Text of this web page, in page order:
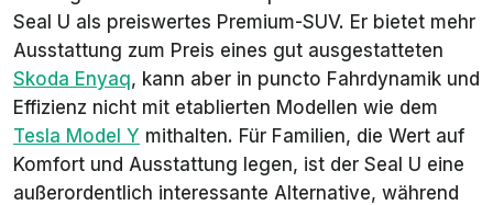
Seal U als preiswertes Premium-SUV. Er bietet mehr
Ausstattung zum Preis eines gut ausgestatteten
Skoda Enyaq, kann aber in puncto Fahrdynamik und
Effizienz nicht mit etablierten Modellen wie dem
Tesla Model Y mithalten. Für Familien, die Wert auf
Komfort und Ausstattung legen, ist der Seal U eine
außerordentlich interessante Alternative, während